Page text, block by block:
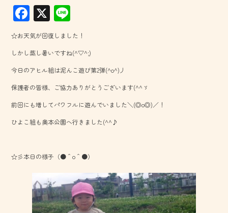
F
ac
e
b
o
ok
X
ne
☆お天気が回復しました！
しかし蒸し暑いですね(^▽^;)
今日のアヒル組は泥んこ遊び第2弾(^o^)丿
保護者の皆様、ご協力ありがとうございます(^^ゞ
前回にも増してパワフルに遊んでいました＼(◎o◎)／！
ひよこ組も奥本公園へ行きました(^^♪
☆彡本日の様子（●＾o＾●）